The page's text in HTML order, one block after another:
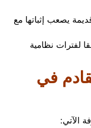
إثباتها مع
نظامية
في